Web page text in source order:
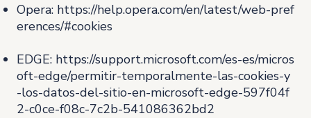
Opera: https://help.opera.com/en/latest/web-pref
erences/#cookies
EDGE: https://support.microsoft.com/es-es/micros
oft-edge/permitir-temporalmente-las-cookies-y
-los-datos-del-sitio-en-microsoft-edge-597f04f
2-c0ce-f08c-7c2b-541086362bd2